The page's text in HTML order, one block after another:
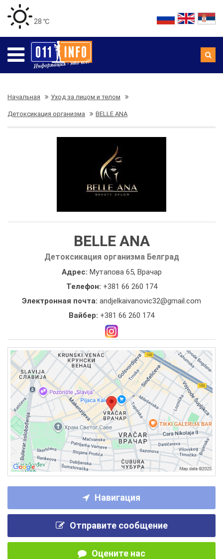
28 ℃
Начальная Уход за лицом и телом
Детоксикация организма BELLE ANA
BELLE ANA
Детоксикация организма Белград
Адрес: Мутапова 65, Врачар
Телефон: +381 66 260 174
Электронная почта: andjelkaivanovic32@gmail.com
Вайбер: +381 66 260 174
Навигация
Отправите сообщение
Оцените нас